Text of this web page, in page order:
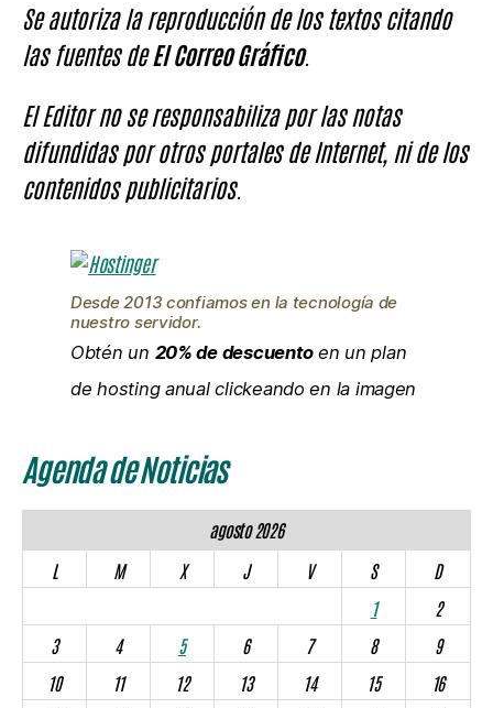
Se autoriza la reproducción de los textos citando
las fuentes deEl Correo Gráfico.
El Editor no se responsabiliza por las notas
difundidas por otros portales de Internet, ni de los
contenidos publicitarios.
Desde 2013 confiamos en la tecnología de
nuestro servidor.
Obtén un 20% de descuentoen un plan
de hosting anual clickeando en la imagen
Agenda de Noticias
agosto 2026
L
M X J V S
D
1
2
3
4 5 6 7 8
9
10
11 12 13 14 15
16